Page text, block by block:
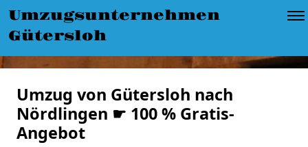
Umzugsunternehmen
Gütersloh
Umzug von Gütersloh nach
Nördlingen ☛ 100 % Gratis-
Angebot